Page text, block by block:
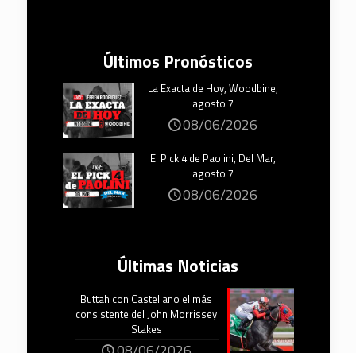
Últimos Pronósticos
La Exacta de Hoy, Woodbine,
agosto 7
08/06/2026
El Pick 4 de Paolini, Del Mar,
agosto 7
08/06/2026
Últimas Noticias
Buttah con Castellano el más
consistente del John Morrissey
Stakes